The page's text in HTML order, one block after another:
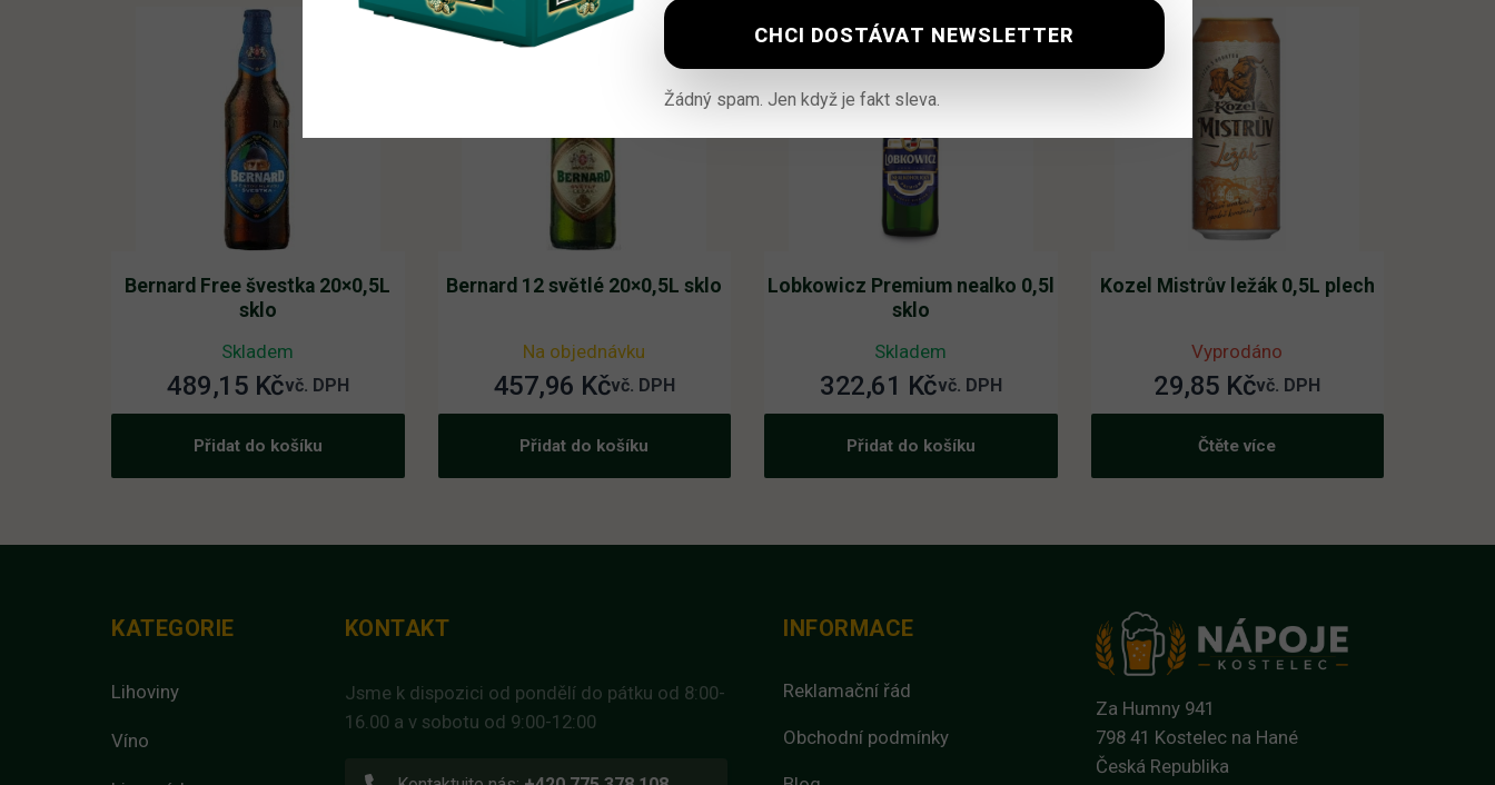
Bernard Free švestka 20×0,5L
sklo
Skladem
489,15 Kčvč. DPH
Přidat do košíku
Bernard 12 světlé 20×0,5L sklo
Na objednávku
457,96 Kčvč. DPH
Přidat do košíku
Lobkowicz Premium nealko 0,5l
sklo
Skladem
322,61 Kčvč. DPH
Přidat do košíku
Kozel Mistrův ležák 0,5L plech
Vyprodáno
29,85 Kčvč. DPH
Čtěte více
KATEGORIE
Lihoviny
Víno
KONTAKT
Jsme k dispozici od pondělí do pátku od 8:00-
16.00 a v sobotu od 9:00-12:00
INFORMACE
Reklamační řád
Obchodní podmínky
Za Humny 941
798 41 Kostelec na Hané
Česká Republika
Žádný spam. Jen když je fakt sleva.